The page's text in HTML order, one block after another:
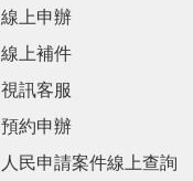
線上申辦
線上補件
視訊客服
預約申辦
人民申請案件線上查詢